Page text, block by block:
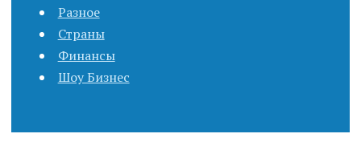
Разное
Страны
Финансы
Шоу Бизнес